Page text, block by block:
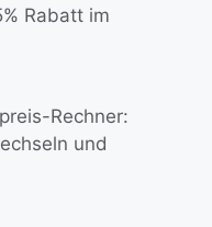
Rabatt im
Rechner:
und